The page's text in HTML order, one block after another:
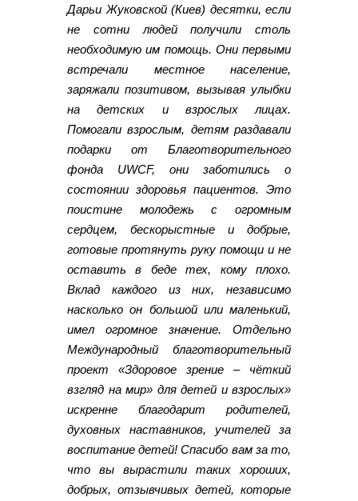
Дарьи Жуковской (Киев) десятки, если
не сотни людей получили столь
необходимую им помощь. Они первыми
встречали местное население,
заряжали позитивом, вызывая улыбки
на детских и взрослых лицах.
Помогали взрослым, детям раздавали
подарки от Благотворительного
фонда UWCF, они заботились о
состоянии здоровья пациентов. Это
поистине молодежь с огромным
сердцем, бескорыстные и добрые,
готовые протянуть руку помощи и не
оставить в беде тех, кому плохо.
Вклад каждого из них, независимо
насколько он большой или маленький,
имел огромное значение. Отдельно
Международный благотворительный
проект «Здоровое зрение – чёткий
взгляд на мир» для детей и взрослых»
искренне благодарит родителей,
духовных наставников, учителей за
воспитание детей! Спасибо вам за то,
что вы вырастили таких хороших,
добрых, отзывчивых детей, которые